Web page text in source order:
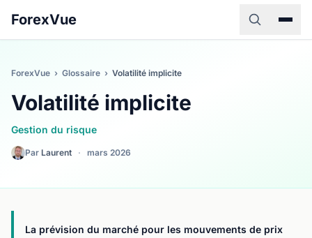
ForexVue
ForexVue › Glossaire › Volatilité implicite
Volatilité implicite
Gestion du risque
Par Laurent · mars 2026
La prévision du marché pour les mouvements de prix